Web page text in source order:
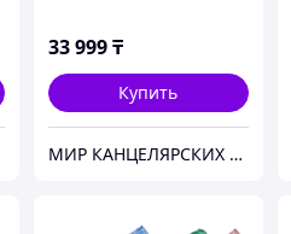
33 999₸
Купить
МИР КАНЦЕЛЯРСКИХ ТОВАРОВ "УМНЫЕ ДЕТКИ"